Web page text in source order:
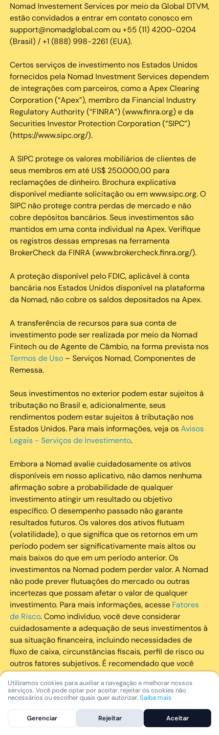
Nomad Investement Services por meio da Global DTVM,
estão convidados a entrar em contato conosco em
support@nomadglobal.com ou +55 (11) 4200-0204
(Brasil) / +1 (888) 998-2261 (EUA).
Certos serviços de investimento nos Estados Unidos
fornecidos pela Nomad Investment Services dependem
de integrações com parceiros, como a Apex Clearing
Corporation (“Apex”), membro da Financial Industry
Regulatory Authority (“FINRA”) (www.finra.org) e da
Securities Investor Protection Corporation (“SIPC”)
(https://www.sipc.org/).
A SIPC protege os valores mobiliários de clientes de
seus membros em até US$ 250.000,00 para
reclamações de dinheiro. Brochura explicativa
disponível mediante solicitação ou em www.sipc.org. O
SIPC não protege contra perdas de mercado e não
cobre depósitos bancários. Seus investimentos são
mantidos em uma conta individual na Apex. Verifique
os registros dessas empresas na ferramenta
BrokerCheck da FINRA (www.brokercheck.finra.org/).
A proteção disponível pelo FDIC, aplicável à conta
bancária nos Estados Unidos disponível na plataforma
da Nomad, não cobre os saldos depositados na Apex.
A transferência de recursos para sua conta de
investimento pode ser realizada por meio da Nomad
Fintech ou de Agente de Câmbio, na forma prevista nos
Termos de Uso – Serviços Nomad, Componentes de
Remessa.
Seus investimentos no exterior podem estar sujeitos à
tributação no Brasil e, adicionalmente, seus
rendimentos podem estar sujeitos à tributação nos
Estados Unidos. Para mais informações, veja osAvisos
Legais - Serviços de Investimento.
Embora a Nomad avalie cuidadosamente os ativos
disponíveis em nosso aplicativo, não damos nenhuma
afirmação sobre a probabilidade de qualquer
investimento atingir um resultado ou objetivo
específico. O desempenho passado não garante
resultados futuros. Os valores dos ativos flutuam
(volatilidade), o que significa que os retornos em um
período podem ser significativamente mais altos ou
mais baixos do que em um período anterior. Os
investimentos na Nomad podem perder valor. A Nomad
não pode prever flutuações do mercado ou outras
incertezas que possam afetar o valor de qualquer
investimento. Para mais informações, acesse Fatores
de Risco. Como indivíduo, você deve considerar
cuidadosamente a adequação de seus investimentos à
sua situação financeira, incluindo necessidades de
fluxo de caixa, circunstâncias fiscais, perfil de risco ou
outros fatores subjetivos. É recomendado que você
utilize todos os recursos disponíveis para se informar
sobre investimentos de maneira geral e sobre a
composição geral de seu portfólio. Questões fiscais ou
legais relativas aos investimentos realizados através da
Nomad devem ser obtidas pelos próprios clientes. A
Utilizamos cookies para auxiliar a navegação e melhorar nossos
serviços. Você pode optar por aceitar, rejeitar os cookies não
necessários ou escolher quais quer autorizar. Saiba mais
Gerenciar Rejeitar Aceitar